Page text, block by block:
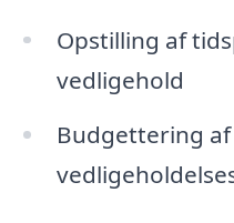
Opstilling af
vedligehold
Budgettering af